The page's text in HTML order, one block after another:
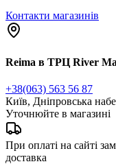
Контакти магазинів
Reima в ТРЦ River
+38(063) 563 56 87
Київ, Дніпровська
Уточнюйте в магазині
При оплаті на сайті
доставка